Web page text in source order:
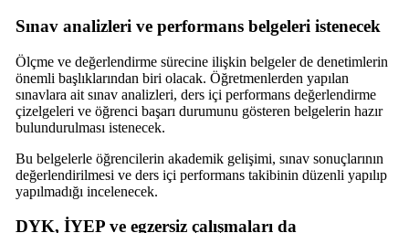
Sınav analizleri ve performans belgeleri istenecek
Ölçme ve değerlendirme sürecine ilişkin belgeler de denetimlerin
önemli başlıklarından biri olacak. Öğretmenlerden yapılan
sınavlara ait sınav analizleri, ders içi performans değerlendirme
çizelgeleri ve öğrenci başarı durumunu gösteren belgelerin hazır
bulundurulması istenecek.
Bu belgelerle öğrencilerin akademik gelişimi, sınav sonuçlarının
değerlendirilmesi ve ders içi performans takibinin düzenli yapılıp
yapılmadığı incelenecek.
DYK, İYEP ve egzersiz çalışmaları da